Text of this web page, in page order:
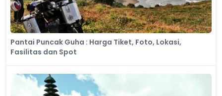
Pantai Puncak Guha : Harga Tiket, Foto, Lokasi,
Fasilitas dan Spot